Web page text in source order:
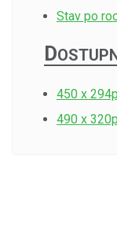
Stav po
D
450 x
490 x